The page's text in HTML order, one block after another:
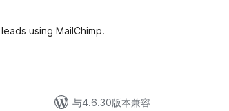
using MailChimp.
与4.6.30版本兼容